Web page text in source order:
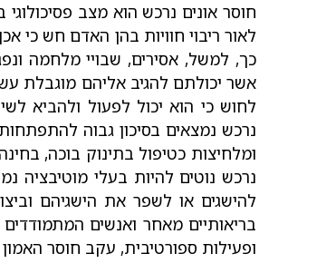
חוסר אונים נרכש הוא מצב
לאור ריבוי חוויות בהן האדם חש כי
כך, למשל, אסירים, שבויי מלחמה
אשר יכולתם להגיב אליהם מוגבלת
לחוש כי הוא יכול לפעול ולהביא
נרכש נמצאים בסיכון גבוה
ומלחיצות כטיפול בתינוק בוכה,
נרכש נוטים להיות בעלי מוטיבציה
להישגים או לשפר את הישגיהם
בריאותיים מאחר ואנשים
ופעילות ספורטיבית, עקב חוסר